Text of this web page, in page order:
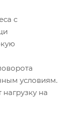
с
условиям.
на